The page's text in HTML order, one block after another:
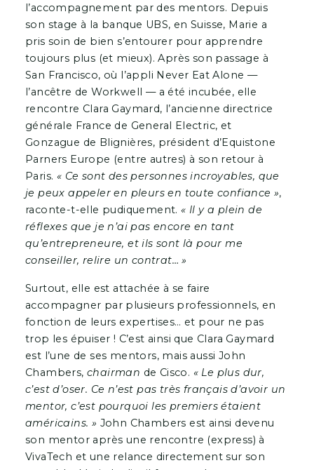
l’accompagnement par des mentors. Depuis
son stage à la banque UBS, en Suisse, Marie a
pris soin de bien s’entourer pour apprendre
toujours plus (et mieux). Après son passage à
San Francisco, où l’appli Never Eat Alone —
l’ancêtre de Workwell — a été incubée, elle
rencontre Clara Gaymard, l’ancienne directrice
générale France de General Electric, et
Gonzague de Blignières, président d’Equistone
Parners Europe (entre autres) à son retour à
Paris. « Ce sont des personnes incroyables, que
je peux appeler en pleurs en toute confiance »,
raconte-t-elle pudiquement.« Il y a plein de
réflexes que je n’ai pas encore en tant
qu’entrepreneure, et ils sont là pour me
conseiller, relire un contrat… »
Surtout, elle est attachée à se faire
accompagner par plusieurs professionnels, en
fonction de leurs expertises… et pour ne pas
trop les épuiser ! C’est ainsi que Clara Gaymard
est l’une de ses mentors, mais aussi John
Chambers, chairman de Cisco. « Le plus dur,
c’est d’oser. Ce n’est pas très français d’avoir un
mentor, c’est pourquoi les premiers étaient
américains. » John Chambers est ainsi devenu
son mentor après une rencontre (express) à
VivaTech et une relance directement sur son